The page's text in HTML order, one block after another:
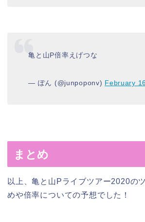
亀と山P倍率えげつな
— ぽん (@junpoponv) February
まとめ
以上、亀と山Pライブツアー2020の
めや倍率についての予想でした！